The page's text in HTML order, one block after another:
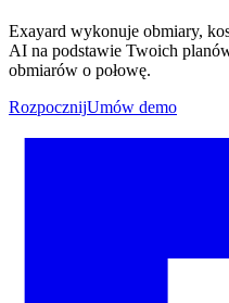
Exayard wykonuje obmiary,
AI na podstawie Twoich
obmiarów o połowę.
RozpocznijUmów demo